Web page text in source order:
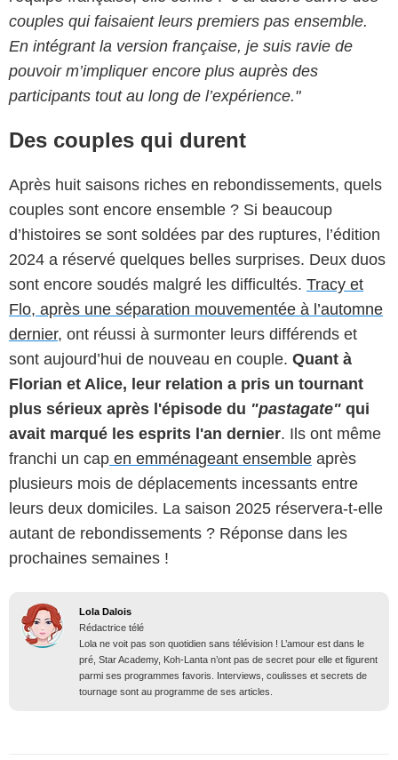
couples qui faisaient leurs premiers pas ensemble.
En intégrant la version française, je suis ravie de
pouvoir m’impliquer encore plus auprès des
participants tout au long de l’expérience."
Des couples qui durent
Après huit saisons riches en rebondissements, quels
couples sont encore ensemble ? Si beaucoup
d’histoires se sont soldées par des ruptures, l’édition
2024 a réservé quelques belles surprises. Deux duos
sont encore soudés malgré les difficultés. Tracy et
Flo, après une séparation mouvementée à l’automne
dernier, ont réussi à surmonter leurs différends et
sont aujourd’hui de nouveau en couple. Quant à
Florian et Alice, leur relation a pris un tournant
plus sérieux après l'épisode du "pastagate" qui
avait marqué les esprits l'an dernier. Ils ont même
franchi un cap en emménageant ensemble après
plusieurs mois de déplacements incessants entre
leurs deux domiciles. La saison 2025 réservera-t-elle
autant de rebondissements ? Réponse dans les
prochaines semaines !
Lola Dalois
Rédactrice télé
Lola ne voit pas son quotidien sans télévision ! L’amour est dans le
pré, Star Academy, Koh-Lanta n’ont pas de secret pour elle et figurent
parmi ses programmes favoris. Interviews, coulisses et secrets de
tournage sont au programme de ses articles.